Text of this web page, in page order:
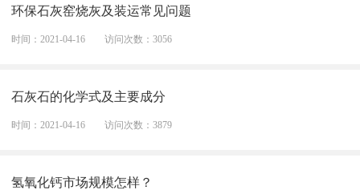
环保石灰窑烧灰及装运常见问题
时间：2021-04-16 访问次数：3056
石灰石的化学式及主要成分
时间：2021-04-16 访问次数：3879
氢氧化钙市场规模怎样？